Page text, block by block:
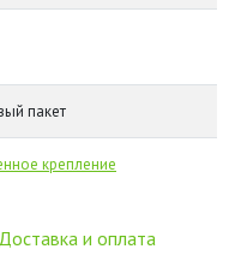
пакет
крепление
Доставка и оплата